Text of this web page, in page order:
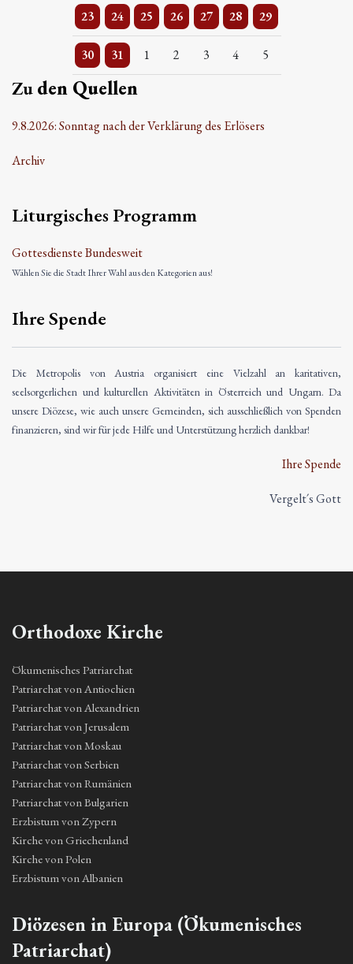
23
2 Veranstaltungen
24
Einzelne Veranstaltung
25
Einzelne Veranstaltung
26
Einzelne Veranstaltung
27
Einzelne Veranstaltung
28
2 Veranstaltungen
29
Einzelne Veranstaltung
30
3 Veranstaltungen
31
Einzelne Veranstaltung
1
Einzelne Veranstaltung
2
Einzelne Veranstaltung
3
Einzelne Veranstaltung
4
Einzelne Veranstaltung
5
Einzelne Veranstaltung
Zuden Quellen
9.8.2026: Sonntag nach der Verklärung des Erlösers
Archiv
Liturgisches Programm
Gottesdienste Bundesweit
Wählen Sie die Stadt Ihrer Wahl aus den Kategorien aus!
Ihre Spende
Die Metropolis von Austria organisiert eine Vielzahl an karitativen,
seelsorgerlichen und kulturellen Aktivitäten in Österreich und Ungarn. Da
unsere Diözese, wie auch unsere Gemeinden, sich ausschließlich von Spenden
finanzieren, sind wir für jede Hilfe und Unterstützung herzlich dankbar!
Ihre Spende
Vergelt´s Gott
Orthodoxe Kirche
Ökumenisches Patriarchat
Patriarchat von Antiochien
Patriarchat von Alexandrien
Patriarchat von Jerusalem
Patriarchat von Moskau
Patriarchat von Serbien
Patriarchat von Rumänien
Patriarchat von Bulgarien
Erzbistum von Zypern
Kirche von Griechenland
Kirche von Polen
Erzbistum von Albanien
Diözesen in Europa (Ökumenisches
Patriarchat)